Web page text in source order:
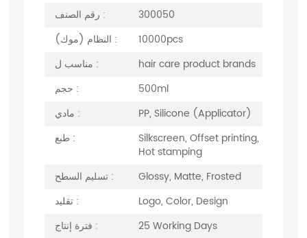
رقم الصنف :
300050
النظام (موك) :
10000pcs
مناسب ل :
hair care product brands
حجم :
500ml
مادي :
PP, Silicone (Applicator)
طبع :
Silkscreen, Offset printing,
Hot stamping
تسليم السطح :
Glossy, Matte, Frosted
تقليد :
Logo, Color, Design
فترة إنتاج :
25 Working Days